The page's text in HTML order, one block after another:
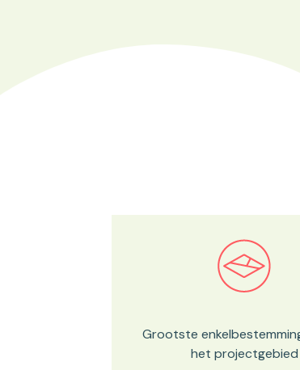
Bekijk in onze
Grootste
het projectgebied